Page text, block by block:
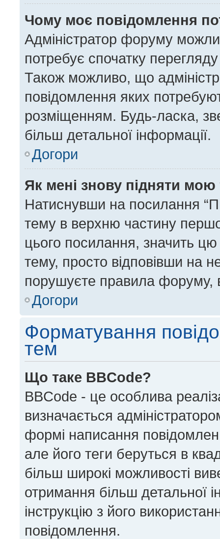
Чому моє повідомлення
Адміністратор форуму
потребує спочатку
Також можливо, що
повідомлення яких
розміщенням. Будь-ласка,
більш детальної інформації.
Догори
Як мені знову підняти мою
Натиснувши на посилання
тему в верхню частину
цього посилання, значить
тему, просто відповівши на
порушуєте правила форуму,
Догори
Форматування
тем
Що таке BBCode?
BBCode - це особлива
визначається
формі написання
але його теги беруться в
більш широкі можливості
отримання більш детальної
інструкцію з його
повідомлення.